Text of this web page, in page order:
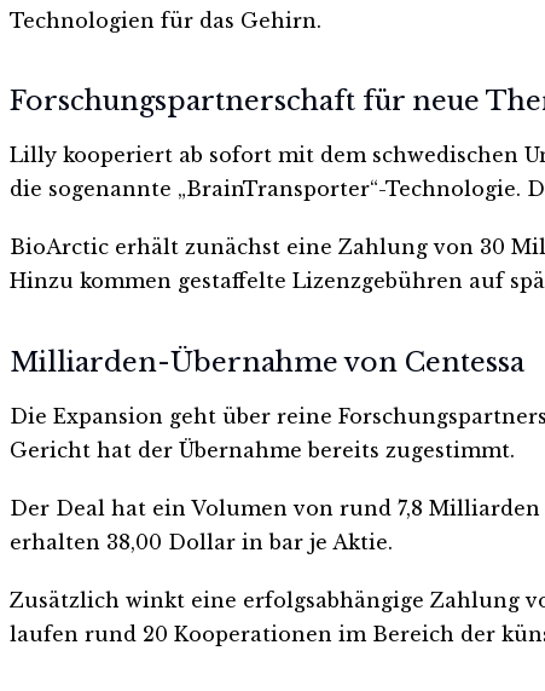
Technologien für das Gehirn.
Forschungspartnerschaft für neue
Lilly kooperiert ab sofort mit dem schwedischen
die sogenannte „BrainTransporter“-Technologie.
BioArctic erhält zunächst eine Zahlung von 30
Hinzu kommen gestaffelte Lizenzgebühren auf
Milliarden-Übernahme von Centessa
Die Expansion geht über reine
Gericht hat der Übernahme bereits zugestimmt.
Der Deal hat ein Volumen von rund 7,8 Milliarden
erhalten 38,00 Dollar in bar je Aktie.
Zusätzlich winkt eine erfolgsabhängige Zahlung
laufen rund 20 Kooperationen im Bereich der